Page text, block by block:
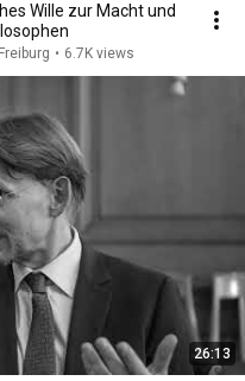
Wille zur Macht und
• 6.7K views
26:13